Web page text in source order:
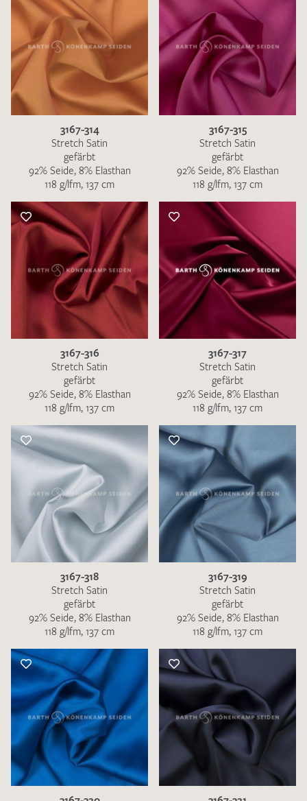
3167-314
Stretch Satin
gefärbt
92% Seide, 8% Elasthan
118 g/lfm, 137 cm
3167-315
Stretch Satin
gefärbt
92% Seide, 8% Elasthan
118 g/lfm, 137 cm
3167-316
Stretch Satin
gefärbt
92% Seide, 8% Elasthan
118 g/lfm, 137 cm
3167-317
Stretch Satin
gefärbt
92% Seide, 8% Elasthan
118 g/lfm, 137 cm
3167-318
Stretch Satin
gefärbt
92% Seide, 8% Elasthan
118 g/lfm, 137 cm
3167-319
Stretch Satin
gefärbt
92% Seide, 8% Elasthan
118 g/lfm, 137 cm